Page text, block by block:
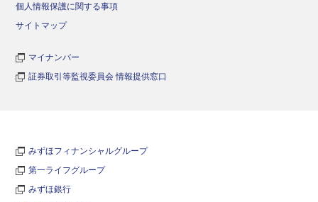
個人情報保護に関する事項
サイトマップ
マイナンバー
証券取引等監視委員会 情報提供窓口
みずほフィナンシャルグループ
第一ライフグループ
みずほ銀行